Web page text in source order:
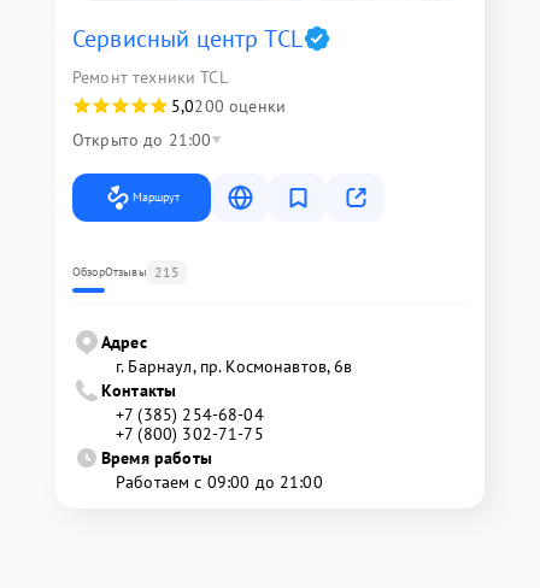
Сервисный центр TCL
Ремонт техники TCL
5,0200 оценки
Открыто до 21:00
Маршрут
ОбзорОтзывы 215
Адрес
г. Барнаул, ​пр. Космонавтов, 6в
Контакты
+7 (385) 254-68-04
+7 (800) 302-71-75
Время работы
Работаем с 09:00 до 21:00